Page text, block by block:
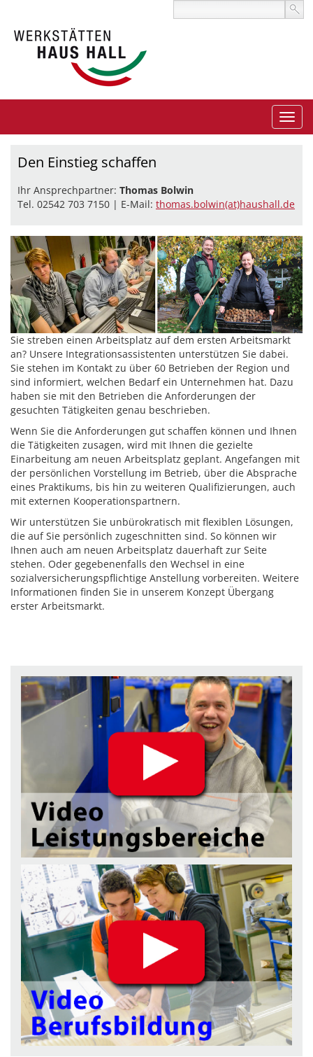
Den Einstieg schaffen
Ihr Ansprechpartner: Thomas Bolwin
Tel. 02542 703 7150 | E-Mail: thomas.bolwin(at)haushall.de
Sie streben einen Arbeitsplatz auf dem ersten Arbeitsmarkt
an? Unsere Integrationsassistenten unterstützen Sie dabei.
Sie stehen im Kontakt zu über 60 Betrieben der Region und
sind informiert, welchen Bedarf ein Unternehmen hat. Dazu
haben sie mit den Betrieben die Anforderungen der
gesuchten Tätigkeiten genau beschrieben.
Wenn Sie die Anforderungen gut schaffen können und Ihnen
die Tätigkeiten zusagen, wird mit Ihnen die gezielte
Einarbeitung am neuen Arbeitsplatz geplant. Angefangen mit
der persönlichen Vorstellung im Betrieb, über die Absprache
eines Praktikums, bis hin zu weiteren Qualifizierungen, auch
mit externen Kooperationspartnern.
Wir unterstützen Sie unbürokratisch mit flexiblen Lösungen,
die auf Sie persönlich zugeschnitten sind. So können wir
Ihnen auch am neuen Arbeitsplatz dauerhaft zur Seite
stehen. Oder gegebenenfalls den Wechsel in eine
sozialversicherungspflichtige Anstellung vorbereiten. Weitere
Informationen finden Sie in unserem Konzept Übergang
erster Arbeitsmarkt.